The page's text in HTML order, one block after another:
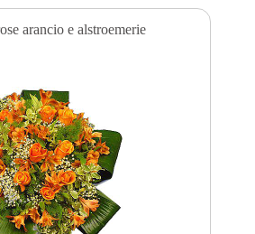
arancio e alstroemerie